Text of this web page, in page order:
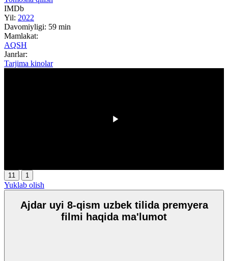
IMDb
Yil: 2022
Davomiyligi: 59 min
Mamlakat:
AQSH
Janrlar:
Tarjima kinolar
11 1
Yuklab olish
Ajdar uyi 8-qism uzbek tilida premyera
filmi haqida ma'lumot